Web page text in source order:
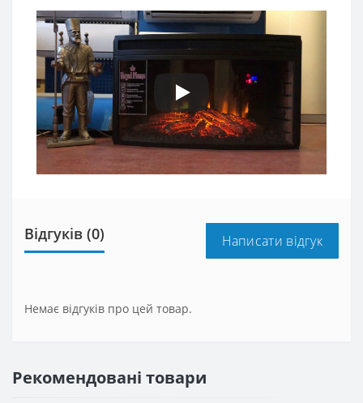
Відгуків (0) Написати відгук
Немає відгуків про цей товар.
Рекомендовані товари